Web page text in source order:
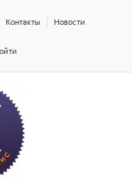
Контакты Новости